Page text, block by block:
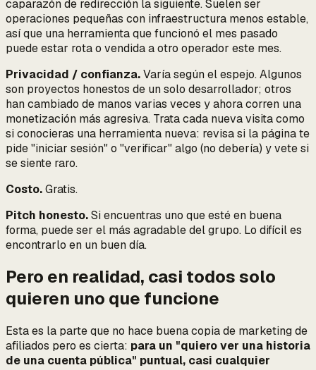
caparazón de redirección la siguiente. Suelen ser
operaciones pequeñas con infraestructura menos estable,
así que una herramienta que funcionó el mes pasado
puede estar rota o vendida a otro operador este mes.
Privacidad / confianza.Varía según el espejo. Algunos
son proyectos honestos de un solo desarrollador; otros
han cambiado de manos varias veces y ahora corren una
monetización más agresiva. Trata cada nueva visita como
si conocieras una herramienta nueva: revisa si la página te
pide "iniciar sesión" o "verificar" algo (no debería) y vete si
se siente raro.
Costo.Gratis.
Pitch honesto.Si encuentras uno que esté en buena
forma, puede ser el más agradable del grupo. Lo difícil es
encontrarlo en un buen día.
Pero en realidad, casi todos solo
quieren uno que funcione
Esta es la parte que no hace buena copia de marketing de
afiliados pero es cierta: para un "quiero ver una historia
de una cuenta pública" puntual, casi cualquier